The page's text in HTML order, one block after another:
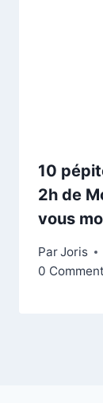
10
2h de
vous
ParJoris
0